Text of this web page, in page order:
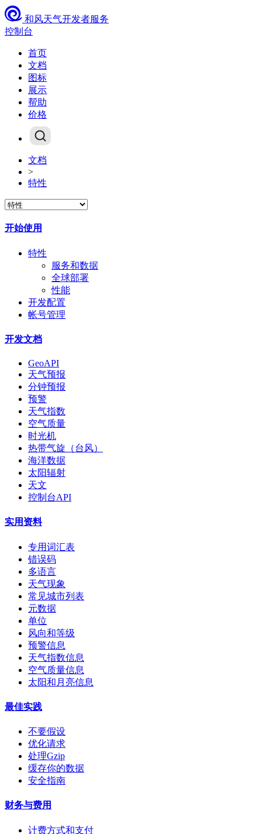
和风天气开发者服务
控制台
首页
文档
图标
展示
帮助
价格
文档
>
特性
开始使用
特性
服务和数据
全球部署
性能
开发配置
帐号管理
开发文档
GeoAPI
天气预报
分钟预报
预警
天气指数
空气质量
时光机
热带气旋（台风）
海洋数据
太阳辐射
天文
控制台API
实用资料
专用词汇表
错误码
多语言
天气现象
常见城市列表
元数据
单位
风向和等级
预警信息
天气指数信息
空气质量信息
太阳和月亮信息
最佳实践
不要假设
优化请求
处理Gzip
缓存你的数据
安全指南
财务与费用
计费方式和支付